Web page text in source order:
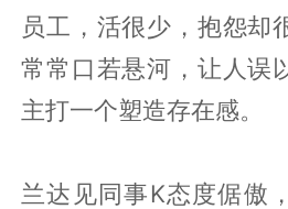
员工，活很少，抱怨却
常常口若悬河，让人误
主打一个塑造存在感。
兰达见同事K态度倨傲